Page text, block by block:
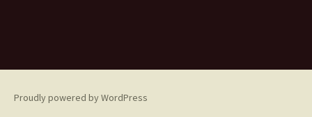
Proudly powered by WordPress